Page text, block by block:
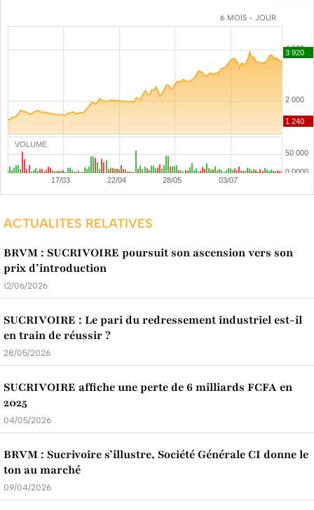
6 MOIS - JOUR
VOLUME
ACTUALITES RELATIVES
BRVM : SUCRIVOIRE poursuit son ascension vers son
prix d’introduction
12/06/2026
SUCRIVOIRE : Le pari du redressement industriel est-il
en train de réussir ?
28/05/2026
SUCRIVOIRE affiche une perte de 6 milliards FCFA en
2025
04/05/2026
BRVM : Sucrivoire s’illustre, Société Générale CI donne le
ton au marché
09/04/2026